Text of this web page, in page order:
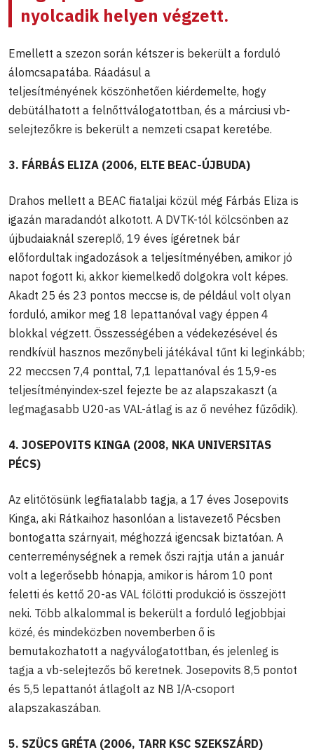
nyolcadik helyen végzett.
Emellett a szezon során kétszer is bekerült a forduló
álomcsapatába. Ráadásul a
teljesítményének köszönhetően kiérdemelte, hogy
debütálhatott a felnőttválogatottban, és a márciusi vb-
selejtezőkre is bekerült a nemzeti csapat keretébe.
3. FÁRBÁS ELIZA (2006, ELTE BEAC-ÚJBUDA)
Drahos mellett a BEAC fiataljai közül még Fárbás Eliza is
igazán maradandót alkotott. A DVTK-tól kölcsönben az
újbudaiaknál szereplő, 19 éves ígéretnek bár
előfordultak ingadozások a teljesítményében, amikor jó
napot fogott ki, akkor kiemelkedő dolgokra volt képes.
Akadt 25 és 23 pontos meccse is, de például volt olyan
forduló, amikor meg 18 lepattanóval vagy éppen 4
blokkal végzett. Összességében a védekezésével és
rendkívül hasznos mezőnybeli játékával tűnt ki leginkább;
22 meccsen 7,4 ponttal, 7,1 lepattanóval és 15,9-es
teljesítményindex-szel fejezte be az alapszakaszt (a
legmagasabb U20-as VAL-átlag is az ő nevéhez fűződik).
4. JOSEPOVITS KINGA (2008, NKA UNIVERSITAS
PÉCS)
Az elitötösünk legfiatalabb tagja, a 17 éves Josepovits
Kinga, aki Rátkaihoz hasonlóan a listavezető Pécsben
bontogatta szárnyait, méghozzá igencsak biztatóan. A
centerreménységnek a remek őszi rajtja után a január
volt a legerősebb hónapja, amikor is három 10 pont
feletti és kettő 20-as VAL fölötti produkció is összejött
neki. Több alkalommal is bekerült a forduló legjobbjai
közé, és mindeközben novemberben ő is
bemutakozhatott a nagyválogatottban, és jelenleg is
tagja a vb-selejtezős bő keretnek. Josepovits 8,5 pontot
és 5,5 lepattanót átlagolt az NB I/A-csoport
alapszakaszában.
5. SZÜCS GRÉTA (2006, TARR KSC SZEKSZÁRD)